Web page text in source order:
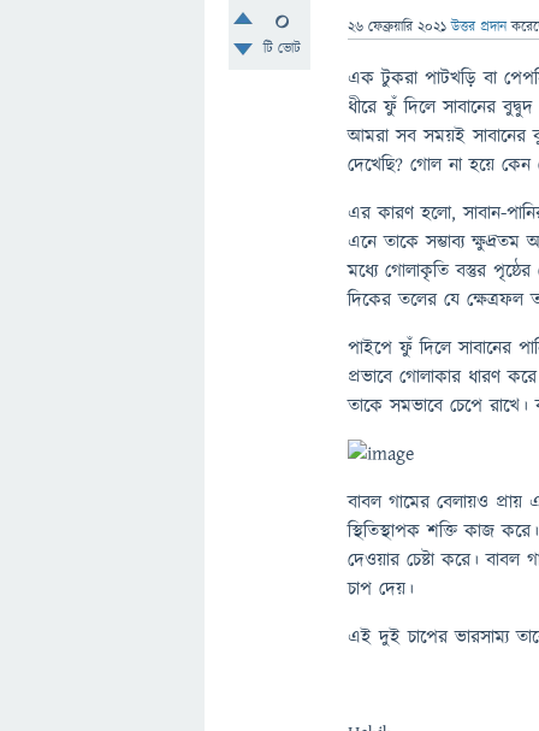
0
টি ভোট
26 ফেব্রুয়ারি 2021 উত্তর প্রদান
এক টুকরা পাটখড়ি বা
ধীরে ফুঁ দিলে সাবানের
আমরা সব সময়ই সাবানের
দেখেছি? গোল না হয়ে
এর কারণ হলো, সাবান-
এনে তাকে সম্ভাব্য
মধ্যে গোলাকৃতি বস্তুর
দিকের তলের যে ক্ষেত্রফল
পাইপে ফুঁ দিলে সাবানের
প্রভাবে গোলাকার ধারণ
তাকে সমভাবে চেপে
বাবল গামের বেলায়ও প্রায়
স্থিতিস্থাপক শক্তি কাজ
দেওয়ার চেষ্টা করে। বাবল
চাপ দেয়।
এই দুই চাপের ভারসাম্য